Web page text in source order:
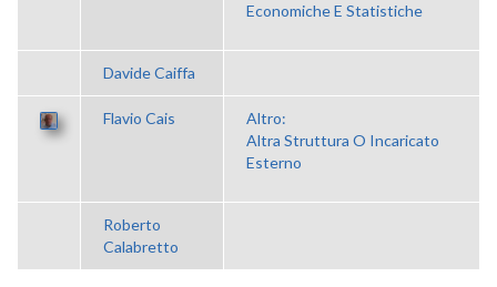
Economiche E Statistiche
Davide Caiffa
Flavio Cais
Altro:
Altra Struttura O Incaricato
Esterno
Roberto
Calabretto